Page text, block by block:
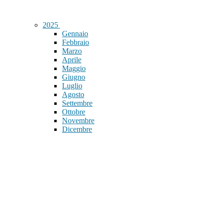
2025
Gennaio
Febbraio
Marzo
Aprile
Maggio
Giugno
Luglio
Agosto
Settembre
Ottobre
Novembre
Dicembre